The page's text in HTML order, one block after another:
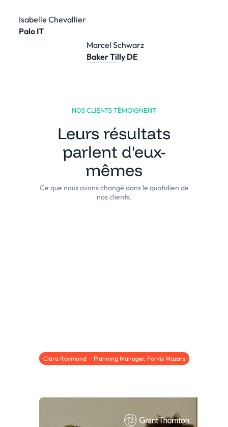
Isabelle Chevallier
Palo IT
Marcel Schwarz
Baker Tilly DE
NOS CLIENTS TÉMOIGNENT
Leurs résultats
parlent d'eux-
mêmes
Ce que nous avons changé dans le quotidien de
nos clients.
Clara Raymond · Planning Manager, Forvis Mazars